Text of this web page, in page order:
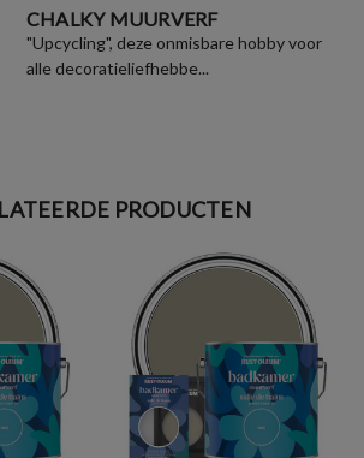
CHALKY MUURVERF
"Upcycling", deze onmisbare hobby voor
alle decoratieliefhebbe...
PRODUCTEN